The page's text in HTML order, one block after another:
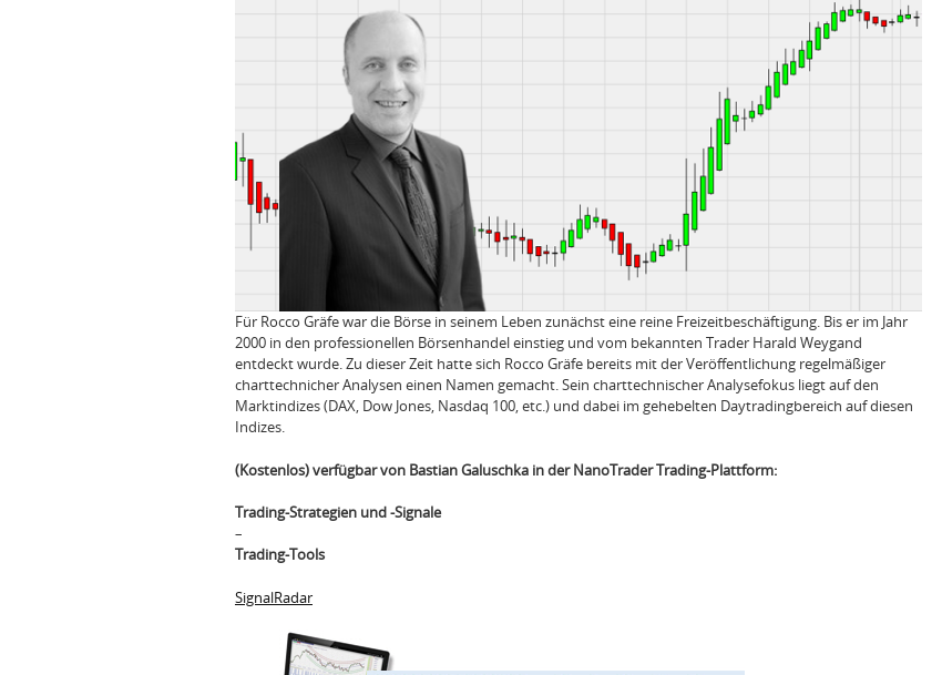
Für Rocco Gräfe war die Börse in seinem Leben zunächst eine reine Freizeitbeschäftigung. Bis er im Jahr
2000 in den professionellen Börsenhandel einstieg und vom bekannten Trader Harald Weygand
entdeckt wurde. Zu dieser Zeit hatte sich Rocco Gräfe bereits mit der Veröffentlichung regelmäßiger
charttechnicher Analysen einen Namen gemacht. Sein charttechnischer Analysefokus liegt auf den
Marktindizes (DAX, Dow Jones, Nasdaq 100, etc.) und dabei im gehebelten Daytradingbereich auf diesen
Indizes.
(Kostenlos) verfügbar von Bastian Galuschka in der NanoTrader Trading-Plattform:
Trading-Strategien und -Signale
–
Trading-Tools
SignalRadar